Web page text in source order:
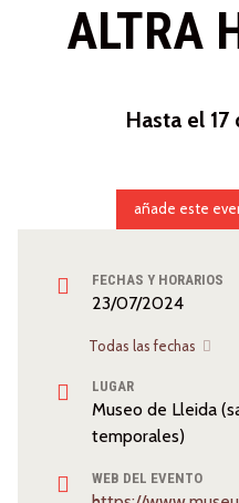
ALTRA
Hasta el
FECHAS Y HORARIOS
23/07/2024
Todas las fechas
LUGAR
Museo de Lleida
temporales)
WEB DEL EVENTO
añade este